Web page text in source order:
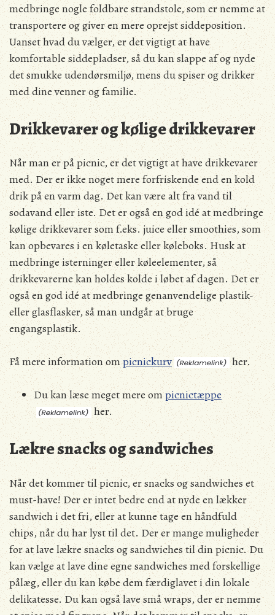
medbringe nogle foldbare strandstole, som er nemme at
transportere og giver en mere oprejst siddeposition.
Uanset hvad du vælger, er det vigtigt at have
komfortable siddepladser, så du kan slappe af og nyde
det smukke udendørsmiljø, mens du spiser og drikker
med dine venner og familie.
Drikkevarer og kølige drikkevarer
Når man er på picnic, er det vigtigt at have drikkevarer
med. Der er ikke noget mere forfriskende end en kold
drik på en varm dag. Det kan være alt fra vand til
sodavand eller iste. Det er også en god idé at medbringe
kølige drikkevarer som f.eks. juice eller smoothies, som
kan opbevares i en køletaske eller køleboks. Husk at
medbringe isterninger eller køleelementer, så
drikkevarerne kan holdes kolde i løbet af dagen. Det er
også en god idé at medbringe genanvendelige plastik-
eller glasflasker, så man undgår at bruge
engangsplastik.
Få mere information ompicnickurv her.
Du kan læse meget mere ompicnictæppe
her.
Lækre snacks og sandwiches
Når det kommer til picnic, er snacks og sandwiches et
must-have! Der er intet bedre end at nyde en lækker
sandwich i det fri, eller at kunne tage en håndfuld
chips, når du har lyst til det. Der er mange muligheder
for at lave lækre snacks og sandwiches til din picnic. Du
kan vælge at lave dine egne sandwiches med forskellige
pålæg, eller du kan købe dem færdiglavet i din lokale
delikatesse. Du kan også lave små wraps, der er nemme